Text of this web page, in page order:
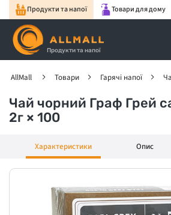
Продукти та напої Товари для дому
Продукти та напої
AllMall Товари Гарячі напої
Чай чорний Граф Грей
2г × 100
Характеристики Опис